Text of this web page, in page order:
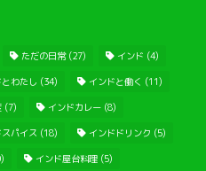
ただの日常(27) インド (4)
わたし (34) インドと働く (11)
(7) インドカレー (8)
パイス (18) インドドリンク (5)
インド屋台料理 (5)